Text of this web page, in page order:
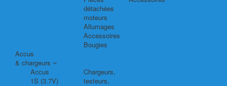
détachées
moteurs
Allumages
Accessoires
Bougies
Accus
& chargeurs
Accus
1S (3.7V)
Chargeurs,
testeurs,